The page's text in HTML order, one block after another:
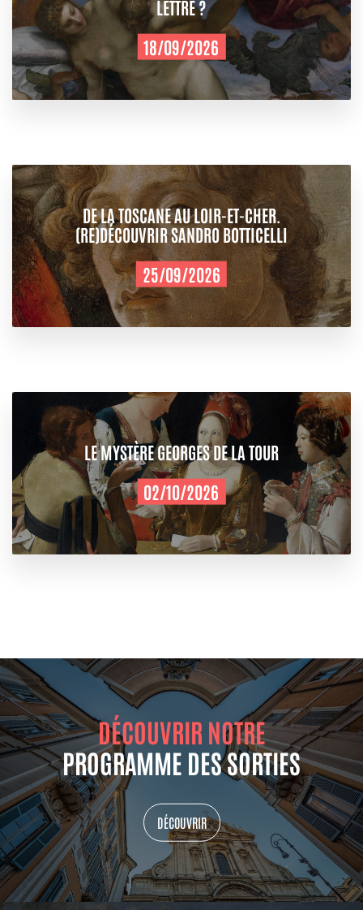
LETTRE ?
18/09/2026
DE LA TOSCANE AU LOIR-ET-CHER.
(RE)DÉCOUVRIR SANDRO BOTTICELLI
25/09/2026
LE MYSTÈRE GEORGES DE LA TOUR
02/10/2026
DÉCOUVRIR NOTRE
PROGRAMME DES SORTIES
DÉCOUVRIR